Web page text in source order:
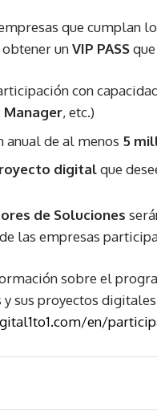
que cumplan
unVIP PASS
con
, etc.)
anual de al menos 5
digitalque
de Soluciones
las empresas
sobre el
sus proyectos
en/